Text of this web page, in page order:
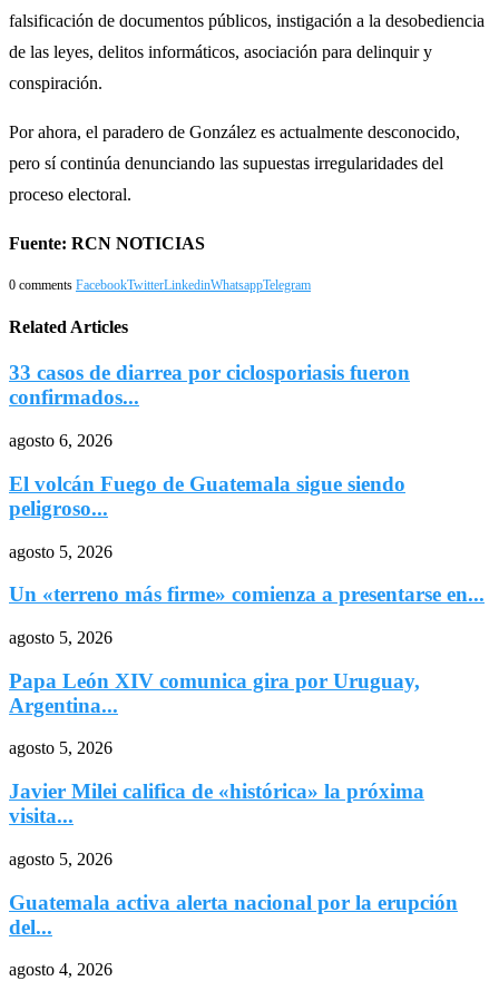
falsificación de documentos públicos, instigación a la desobediencia
de las leyes, delitos informáticos, asociación para delinquir y
conspiración.
Por ahora, el paradero de González es actualmente desconocido,
pero sí continúa denunciando las supuestas irregularidades del
proceso electoral.
Fuente: RCN NOTICIAS
0 comments FacebookTwitterLinkedinWhatsappTelegram
Related Articles
33 casos de diarrea por ciclosporiasis fueron
confirmados...
agosto 6, 2026
El volcán Fuego de Guatemala sigue siendo
peligroso...
agosto 5, 2026
Un «terreno más firme» comienza a presentarse en...
agosto 5, 2026
Papa León XIV comunica gira por Uruguay,
Argentina...
agosto 5, 2026
Javier Milei califica de «histórica» la próxima
visita...
agosto 5, 2026
Guatemala activa alerta nacional por la erupción
del...
agosto 4, 2026